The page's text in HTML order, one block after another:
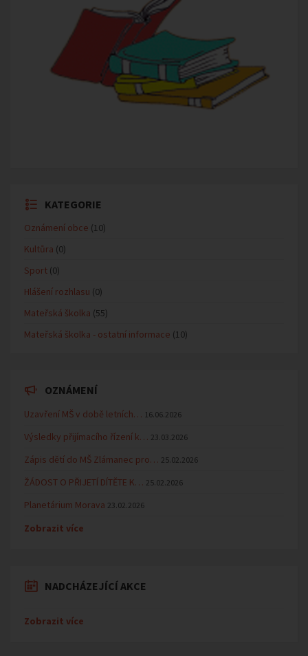
KATEGORIE
Oznámení obce (10)
Kultůra (0)
Sport (0)
Hlášení rozhlasu (0)
Mateřská školka (55)
Mateřská školka - ostatní informace (10)
OZNÁMENÍ
Uzavření MŠ v době letních… 16.06.2026
Výsledky přijímacího řízení k… 23.03.2026
Zápis dětí do MŠ Zlámanec pro… 25.02.2026
ŽÁDOST O PŘIJETÍ DÍTĚTE K… 25.02.2026
Planetárium Morava 23.02.2026
Zobrazit více
NADCHÁZEJÍCÍ AKCE
Zobrazit více